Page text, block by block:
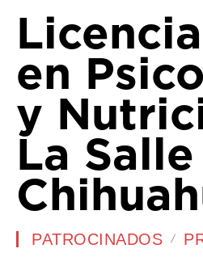
en
y
La Salle
PATROCINADOS